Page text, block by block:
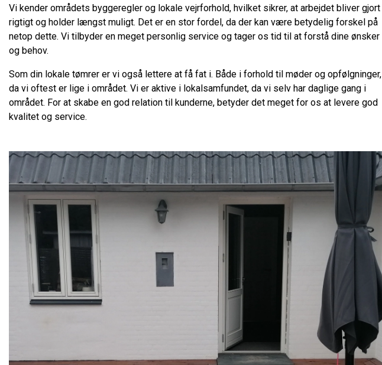
Vi kender områdets byggeregler og lokale vejrforhold, hvilket sikrer, at arbejdet bliver gjort
rigtigt og holder længst muligt. Det er en stor fordel, da der kan være betydelig forskel på
netop dette. Vi tilbyder en meget personlig service og tager os tid til at forstå dine ønsker
og behov.
Som din lokale tømrer er vi også lettere at få fat i. Både i forhold til møder og opfølgninger,
da vi oftest er lige i området. Vi er aktive i lokalsamfundet, da vi selv har daglige gang i
området. For at skabe en god relation til kunderne, betyder det meget for os at levere god
kvalitet og service.